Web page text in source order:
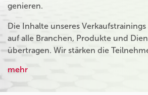
genieren.
Die Inhalte unseres Verkaufstrainings
auf alle Branchen, Produkte und
übertragen. Wir stärken die
mehr